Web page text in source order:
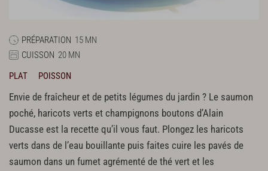
PRÉPARATION 15 MN
CUISSON 20 MN
PLAT
POISSON
Envie de fraîcheur et de petits légumes du jardin ? Le saumon
poché, haricots verts et champignons boutons d’Alain
Ducasse est la recette qu’il vous faut. Plongez les haricots
verts dans de l’eau bouillante puis faites cuire les pavés de
saumon dans un fumet agrémenté de thé vert et les